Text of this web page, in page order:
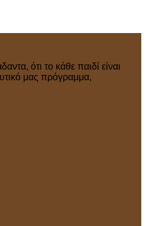
ότι το κάθε παιδί είναι
μας πρόγραμμα,